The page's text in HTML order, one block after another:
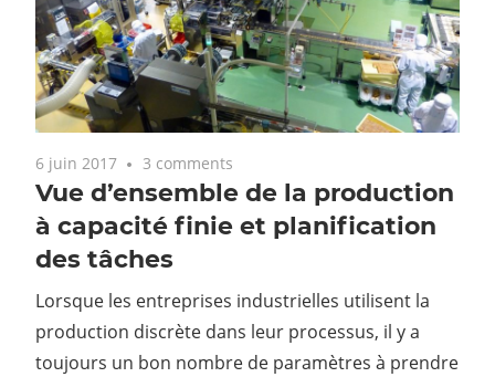
6 juin 2017 3 comments
Vue d’ensemble de la production
à capacité finie et planification
des tâches
Lorsque les entreprises industrielles utilisent la
production discrète dans leur processus, il y a
toujours un bon nombre de paramètres à prendre